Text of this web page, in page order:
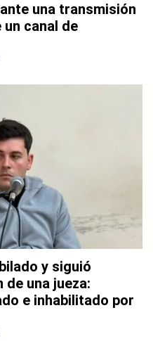
una transmisión
canal de
y siguió
una jueza:
e inhabilitado por